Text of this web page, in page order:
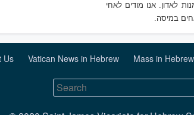
לאדון. אנו מודים לאחי
במיסה.
Us Vatican News in Hebrew Mass in Hebrew